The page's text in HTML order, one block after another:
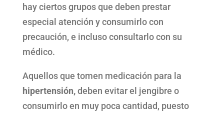
hay ciertos grupos que deben prestar
especial atención y consumirlo con
precaución, e incluso consultarlo con su
médico.
Aquellos que tomen medicación para la
hipertensión,deben evitar el jengibre o
consumirlo en muy poca cantidad, puesto